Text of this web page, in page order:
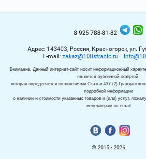
8 925 788-81-82
Адрес: 143403, Россия, Красногорск, ул.
Е-mail: zakaz@100stranic.ru
Внимание. Данный интернет-сайт носит информационный
является публичной офертой,
которая определяется положениями Статьи 437 (2)
подробной информации
о наличии и стоимости указанных товаров и (или) услуг,
менеджерам по email
© 2015 - 2026